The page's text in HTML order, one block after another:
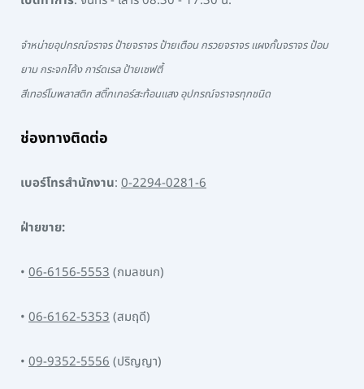
จำหน่ายอุปกรณ์จราจร ป้ายจราจร ป้ายเตือน กรวยจราจร แผงกั้นจราจร ป้อม
ยาม กระจกโค้ง การ์ดเรล ป้ายเซฟตี้
สีเทอร์โมพลาสติก สติ๊กเกอร์สะท้อนแสง อุปกรณ์จราจรทุกชนิด
ช่องทางติดต่อ
เบอร์โทรสำนักงาน: 0-2294-0281-6
ฝ่ายขาย:
• 06-6156-5553(กมลชนก)
• 06-6162-5353(สมฤดี)
• 09-9352-5556(ปริญญา)